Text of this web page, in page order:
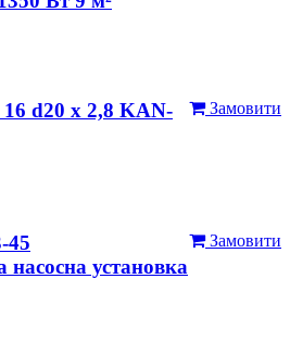
Замовити
d20 х 2,8 KAN-
Замовити
45
установка